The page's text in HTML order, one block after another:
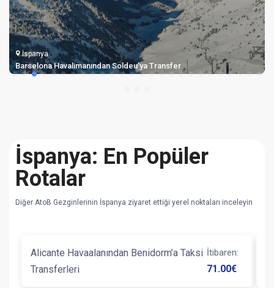
İspanya
Barselona Havalimanından Soldeu'ya Transfer
İspanya: En Popüler
Rotalar
Diğer AtoB Gezginlerinin İspanya ziyaret ettiği yerel noktaları inceleyin
Alicante Havaalanından Benidorm’a Taksi
Transferleri
İtibaren:
71.00€